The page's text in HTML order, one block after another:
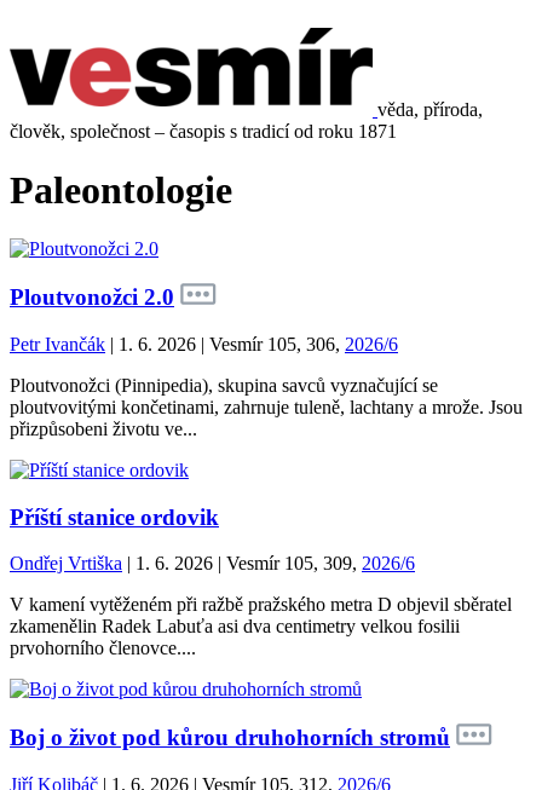
věda, příroda,
člověk, společnost – časopis s tradicí od roku 1871
Paleontologie
Ploutvonožci 2.0
Petr Ivančák | 1. 6. 2026 | Vesmír 105, 306, 2026/6
Ploutvonožci (Pinnipedia), skupina savců vyznačující se
ploutvovitými končetinami, zahrnuje tuleně, lachtany a mrože. Jsou
přizpůsobeni životu ve...
Příští stanice ordovik
Ondřej Vrtiška | 1. 6. 2026 | Vesmír 105, 309, 2026/6
V kamení vytěženém při ražbě pražského metra D objevil sběratel
zkamenělin Radek Labuťa asi dva centimetry velkou fosilii
prvohorního členovce....
Boj o život pod kůrou druhohorních stromů
Jiří Kolibáč | 1. 6. 2026 | Vesmír 105, 312, 2026/6